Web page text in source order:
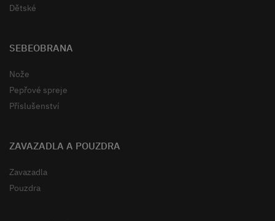
Dětské
SEBEOBRANA
Nože
Pepřové spreje
Příslušenství
ZAVAZADLA A POUZDRA
Zavazadla
Pouzdra